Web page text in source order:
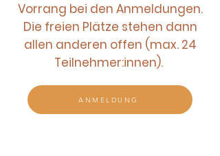
Vorrang bei den Anmeldungen.
Die freien Plätze stehen dann
allen anderen offen (max. 24
Teilnehmer:innen).
ANMELDUNG